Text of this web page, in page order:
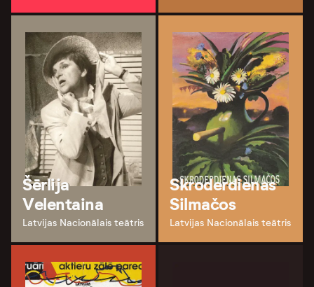
Šērlija
Velentaina
Latvijas Nacionālais teātris
Skroderdienas
Silmačos
Latvijas Nacionālais teātris